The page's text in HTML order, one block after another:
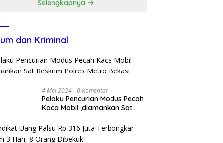
Selengkapnya
dan Kriminal
4 Mei 2024 0 Komentar
Pelaku Pencurian Modus Pecah
Kaca Mobil ,diamankan Sat
Kota